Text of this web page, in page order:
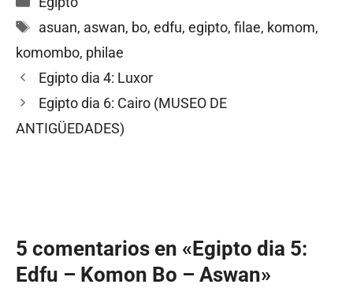
Etiquetas
asuan, aswan, bo, edfu, egipto, filae, komom,
komombo, philae
Egipto dia 4: Luxor
Egipto dia 6: Cairo (MUSEO DE
ANTIGÜEDADES)
5 comentarios en «Egipto dia 5:
Edfu – Komon Bo – Aswan»